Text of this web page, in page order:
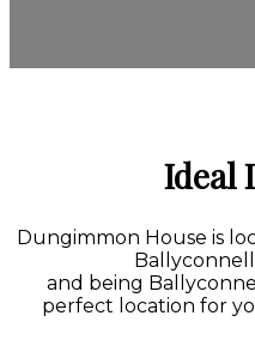
Ideal
Dungimmon House is
and being
perfect location for